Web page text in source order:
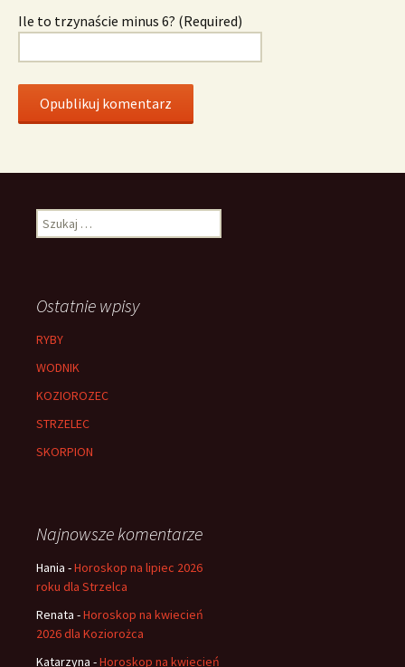
Ile to trzynaście minus 6? (Required)
Szukaj:
Ostatnie wpisy
RYBY
WODNIK
KOZIOROZEC
STRZELEC
SKORPION
Najnowsze komentarze
Hania -Horoskop na lipiec 2026
roku dla Strzelca
Renata -Horoskop na kwiecień
2026 dla Koziorożca
Katarzyna -Horoskop na kwiecień